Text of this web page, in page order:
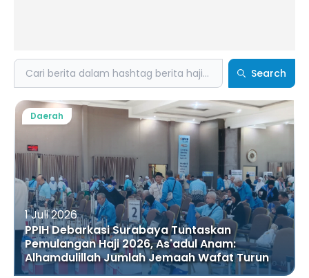
Search Search
1 Juli 2026
PPIH Debarkasi Surabaya Tuntaskan
Pemulangan Haji 2026, As'adul Anam:
Alhamdulillah Jumlah Jemaah Wafat Turun
Daerah